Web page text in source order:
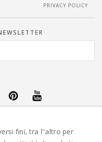
PRIVACY POLICY
ISLANDA -OFFERTE VIAGGI
OFFERTE VIAGGI MESSICO
fini, tra l''altro per